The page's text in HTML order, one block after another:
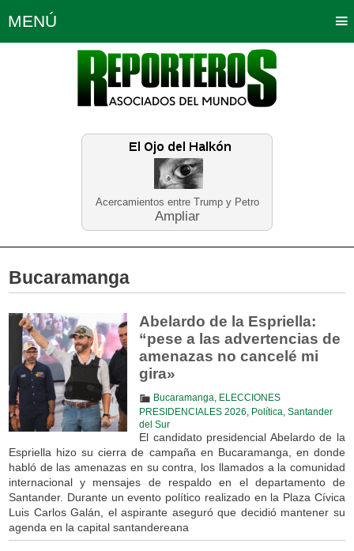
Acercamientos entre Trump y Petro
Ampliar
MENÚ
Política Opinión Bogotá
Planeta Tierra Deportes
Educación Neira
Bucaramanga
Abelardo de la Espriella:
“pese a las advertencias de
amenazas no cancelé mi
gira»
Bucaramanga
ELECCIONES
PRESIDENCIALES 2026
Política Santander
del Sur
El candidato presidencial Abelardo de la
Espriella hizo su cierra de campaña en Bucaramanga, en donde
habló de las amenazas en su contra, los llamados a la comunidad
internacional y mensajes de respaldo en el departamento de
Santander. Durante un evento político realizado en la Plaza Cívica
Luis Carlos Galán, el aspirante aseguró que decidió mantener su
agenda en la capital santandereana